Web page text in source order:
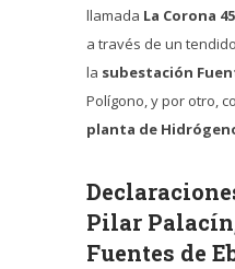
llamada La Corona
a través de un
la subestación
Polígono, y por otro,
planta de
Pilar
Fuentes de